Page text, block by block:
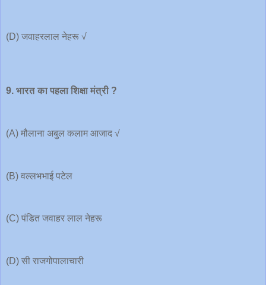
(D) जवाहरलाल नेहरू √
9. भारत का पहला शिक्षा मंत्री?
(A) मौलाना अबुल कलाम आजा‌द √
(B) वल्लभभाई पटेल
(C) पंडित जवाहर लाल नेहरू
(D) सी राजगोपालाचारी